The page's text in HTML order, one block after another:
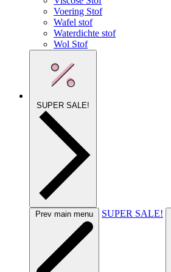
Voering Stof
Wafel stof
Waterdichte stof
Wol Stof
SUPER SALE!
Prev main menu SUPER SALE!